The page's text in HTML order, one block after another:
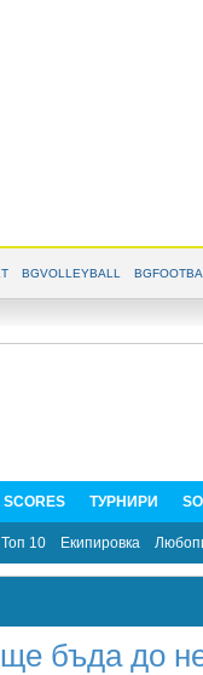
BGVOLLEYBALL
SCORES ТУРНИРИ
Топ 10 Екипировка
бъда до